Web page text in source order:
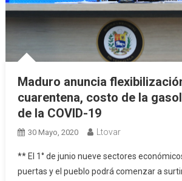
Maduro anuncia
cuarentena, costo de la
de la COVID-19
30 Mayo, 2020 Ltovar
** El 1° de junio nueve sectores
puertas y el pueblo podrá comenzar a